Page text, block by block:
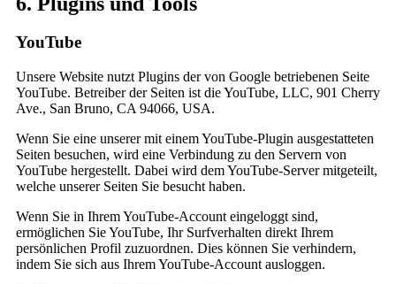
YouTube
Unsere Website nutzt Plugins der von Google betriebenen Seite
YouTube. Betreiber der Seiten ist die YouTube, LLC, 901 Cherry
Ave., San Bruno, CA 94066, USA.
Wenn Sie eine unserer mit einem YouTube-Plugin ausgestatteten
Seiten besuchen, wird eine Verbindung zu den Servern von
YouTube hergestellt. Dabei wird dem YouTube-Server mitgeteilt,
welche unserer Seiten Sie besucht haben.
Wenn Sie in Ihrem YouTube-Account eingeloggt sind,
ermöglichen Sie YouTube, Ihr Surfverhalten direkt Ihrem
persönlichen Profil zuzuordnen. Dies können Sie verhindern,
indem Sie sich aus Ihrem YouTube-Account ausloggen.